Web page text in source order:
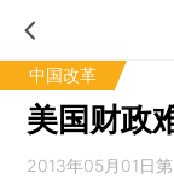
中国改革
美国财政
2013年05月01日